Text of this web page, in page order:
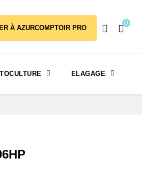
À AZURCOMPTOIR PRO
0
ELAGAGE